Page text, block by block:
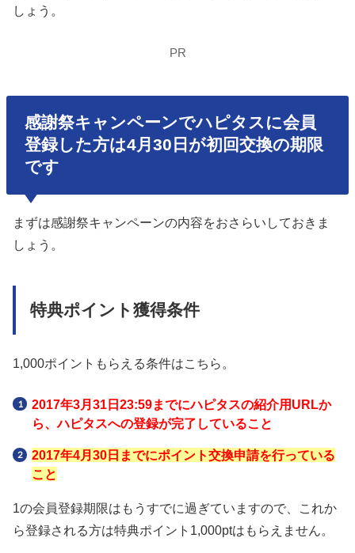
しょう。
PR
感謝祭キャンペーンでハピタスに会員
登録した方は4月30日が初回交換の期限
です
まずは感謝祭キャンペーンの内容をおさらいしておきま
しょう。
特典ポイント獲得条件
1,000ポイントもらえる条件はこちら。
2017年3月31日23:59までにハピタスの紹介用URLか
ら、ハピタスへの登録が完了していること
2017年4月30日までにポイント交換申請を行っている
こと
1の会員登録期限はもうすでに過ぎていますので、これか
ら登録される方は特典ポイント1,000ptはもらえません。